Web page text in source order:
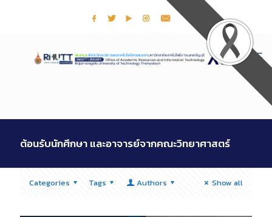
ต้อนรับนักศึกษา และอาจารย์จากคณะวิทยาศาสตร์
Categories Tags Authors Show all